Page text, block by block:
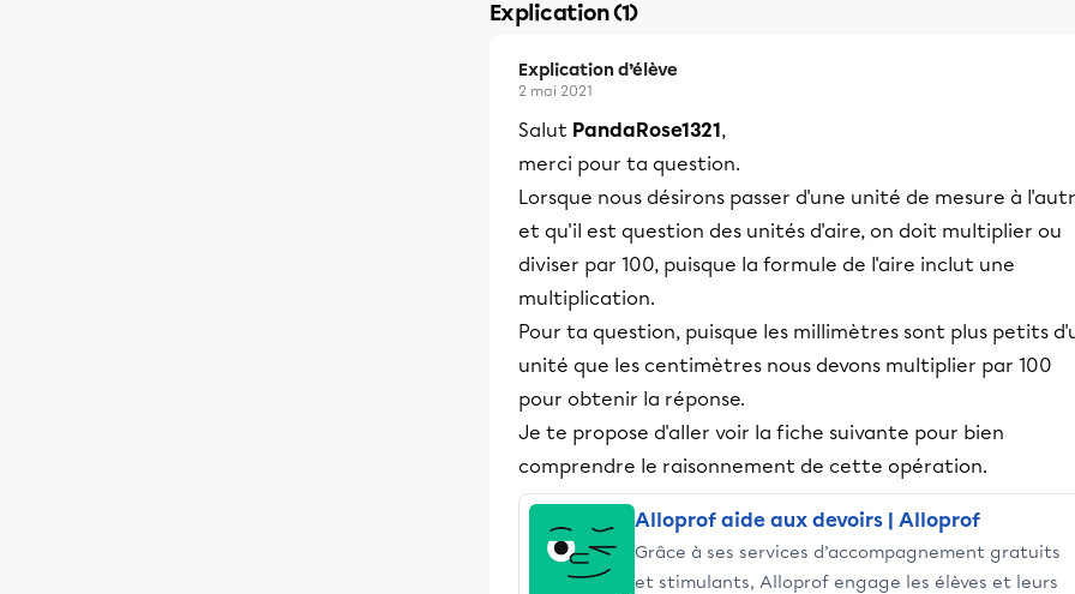
Explication (1)
Explication d’élève
2 mai 2021
Salut PandaRose1321,
merci pour ta question.
Lorsque nous désirons passer d'une unité de mesure à
et qu'il est question des unités d'aire, on doit multiplier ou
diviser par 100, puisque la formule de l'aire inclut une
multiplication.
Pour ta question, puisque les millimètres sont plus petits
unité que les centimètres nous devons multiplier par 100
pour obtenir la réponse.
Je te propose d'aller voir la fiche suivante pour bien
comprendre le raisonnement de cette opération.
Alloprof aide aux devoirs | Alloprof
Grâce à ses services d’accompagnement gratuits
et stimulants, Alloprof engage les élèves et leurs